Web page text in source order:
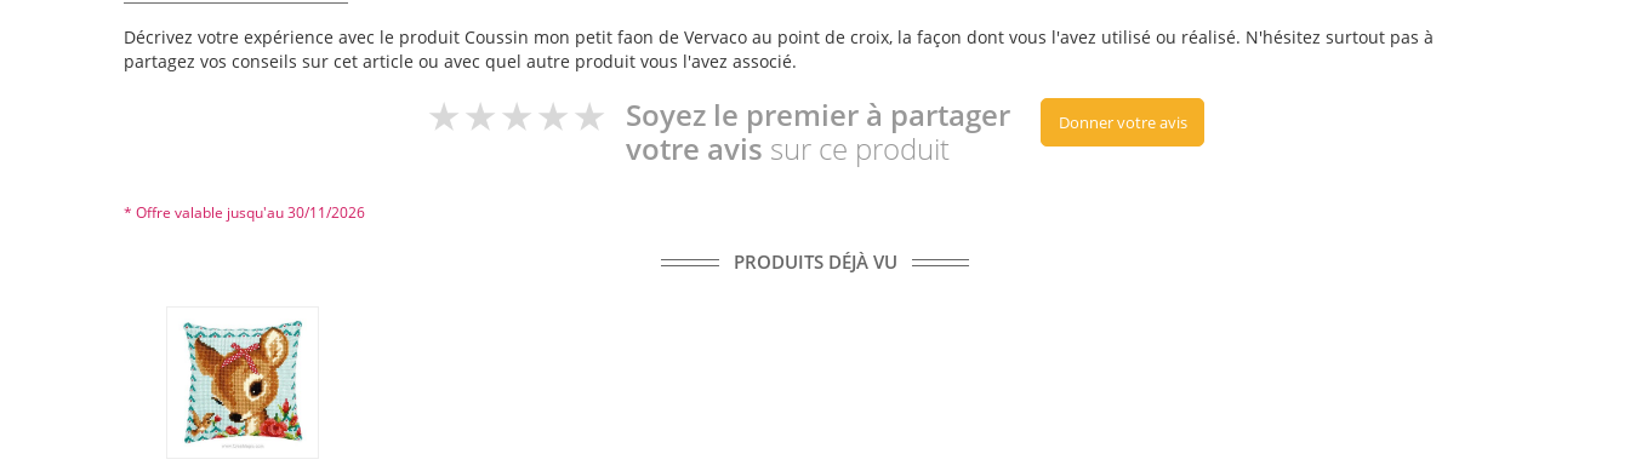
Décrivez votre expérience avec le produit Coussin mon petit faon de Vervaco au point de croix, la façon dont vous l'avez utilisé ou réalisé. N'hésitez surtout pas à
partagez vos conseils sur cet article ou avec quel autre produit vous l'avez associé.
Soyez le premier à partager
votre avis sur ce produit
Donner votre avis
* Offre valable jusqu'au 30/11/2026
PRODUITS DÉJÀ VU